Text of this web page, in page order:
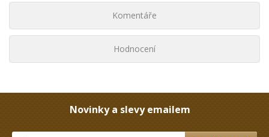
Komentáře
Hodnocení
Novinky a slevy emailem